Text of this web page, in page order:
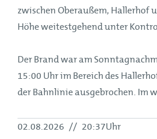
zwischen Oberaußem, Hallerhof
Höhe weitestgehend unter
Der Brand war am
15:00 Uhr im Bereich des
der Bahnlinie ausgebrochen. Im
02.08.2026 // 20:37Uhr